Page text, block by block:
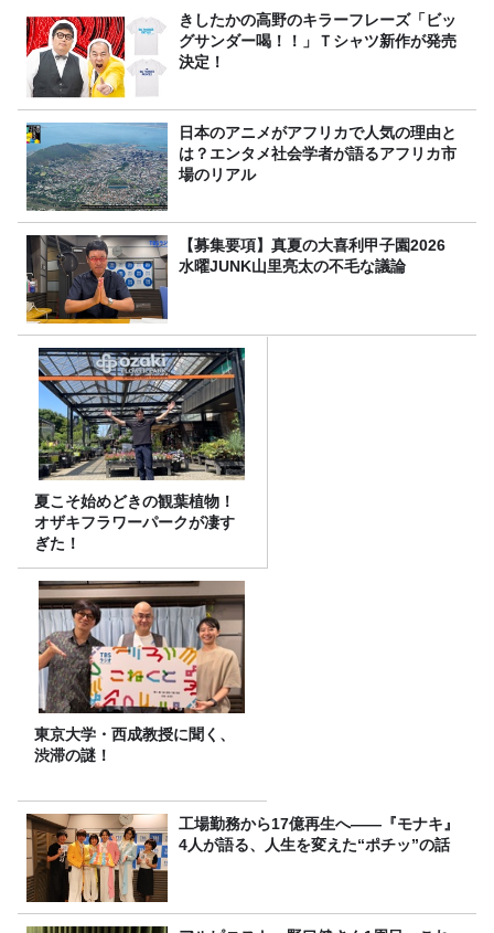
きしたかの高野のキラーフレーズ「ビッ
グサンダー喝！！」Ｔシャツ新作が発売
決定！
日本のアニメがアフリカで人気の理由と
は？エンタメ社会学者が語るアフリカ市
場のリアル
【募集要項】真夏の大喜利甲子園2026
水曜JUNK山里亮太の不毛な議論
夏こそ始めどきの観葉植物！
オザキフラワーパークが凄す
ぎた！
東京大学・西成教授に聞く、
渋滞の謎！
工場勤務から17億再生へ——『モナキ』
4人が語る、人生を変えた“ポチッ”の話